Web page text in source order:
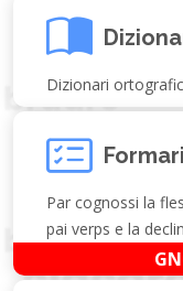
Dizionari
Par cognossi la
pai verps e la